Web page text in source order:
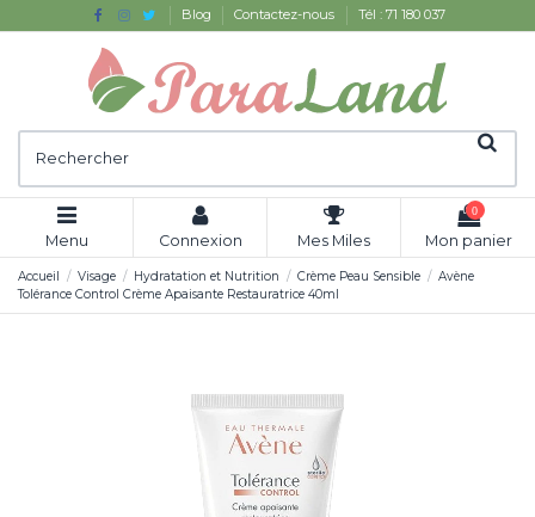
Blog Contactez-nous Tél : 71 180 037
Menu Connexion Mes Miles
0
Mon panier
Accueil Visage Hydratation et Nutrition Crème Peau Sensible
Avène
Tolérance Control Crème Apaisante Restauratrice 40ml